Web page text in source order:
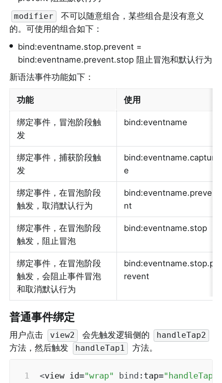
modifier
不可以随意组合，某些组合是没有意义
的。可使用的组合如下：
• bind:eventname.stop.prevent =
bind:eventname.prevent.stop 阻止冒泡和默认行为
新语法事件功能如下：
功能 使用
绑定事件，冒泡阶段触
发
bind:eventname
绑定事件，捕获阶段触
发
bind:eventname.captur
e
绑定事件，在冒泡阶段
触发，取消默认行为
bind:eventname.preve
nt
绑定事件，在冒泡阶段
触发，阻止冒泡
bind:eventname.stop
绑定事件，在冒泡阶段
触发，会阻止事件冒泡
和取消默认行为
bind:eventname.stop.p
revent
普通事件绑定
用户点击 view2 会先触发逻辑侧的 handleTap2
方法，然后触发 handleTap1 方法。
<view id="wrap" bind : tap=